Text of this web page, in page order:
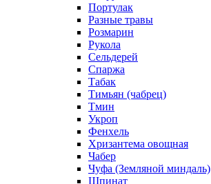
Портулак
Разные травы
Розмарин
Рукола
Сельдерей
Спаржа
Табак
Тимьян (чабрец)
Тмин
Укроп
Фенхель
Хризантема овощная
Чабер
Чуфа (Земляной миндаль)
Шпинат